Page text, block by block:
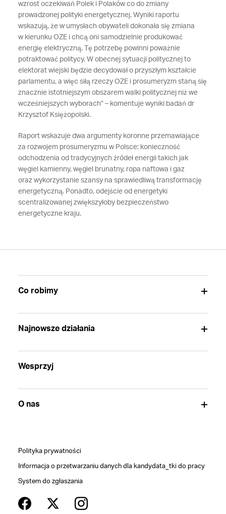
wzrost oczekiwań Polek i Polaków co do zmiany
prowadzonej polityki energetycznej. Wyniki raportu
wskazują, że w umysłach obywateli dokonała się zmiana
w kierunku OZE i chcą oni samodzielnie produkować
energię elektryczną. Tę potrzebę powinni poważnie
potraktować politycy. W obecnej sytuacji politycznej to
elektorat wiejski będzie decydował o przyszłym kształcie
parlamentu, a więc siłą rzeczy OZE i prosumeryzm staną się
znacznie istotniejszym obszarem walki politycznej niż we
wcześniejszych wyborach” – komentuje wyniki badań dr
Krzysztof Księżopolski.
Raport wskazuje dwa argumenty koronne przemawiające
za rozwojem prosumeryzmu w Polsce: konieczność
odchodzenia od tradycyjnych źródeł energii takich jak
węgiel kamienny, węgiel brunatny, ropa naftowa i gaz
oraz wykorzystanie szansy na sprawiedliwą transformację
energetyczną. Ponadto, odejście od energetyki
scentralizowanej zwiększyłoby bezpieczeństwo
energetyczne kraju.
Co robimy
Najnowsze działania
Wesprzyj
O nas
Polityka prywatności
Informacja o przetwarzaniu danych dla kandydata_tki do pracy
System do zgłaszania